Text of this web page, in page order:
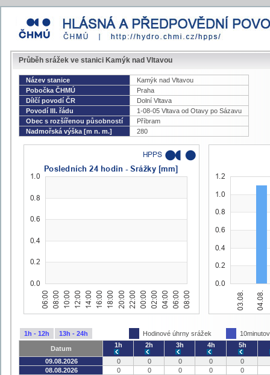
Průběh srážek ve stanici Kamýk nad Vltavou
Název stanice
Kamýk nad Vltavou
Pobočka ČHMÚ
Praha
Dílčí povodí ČR
Dolní Vltava
Povodí III. řádu
1-08-05 Vltava od Otavy po Sázavu
Obec s rozšířenou působností
Příbram
Nadmořská výška [m n. m.]
280
1h - 12h 13h - 24h Hodinové úhrny srážek
Datum 1h 2h 3h 4h 5h
09.08.2026 0 0 0 0
0
08.08.2026
0 0 0 0
0